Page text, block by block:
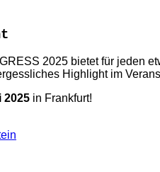
2025 bietet für jeden
Highlight im
2025 in Frankfurt!